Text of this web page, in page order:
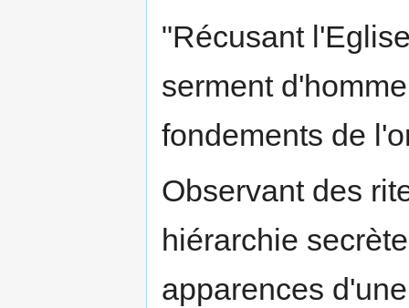
"Récusant
serment
fondements de
Observant des
hiérarchie
apparences